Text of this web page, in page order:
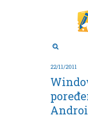
22/11/2011